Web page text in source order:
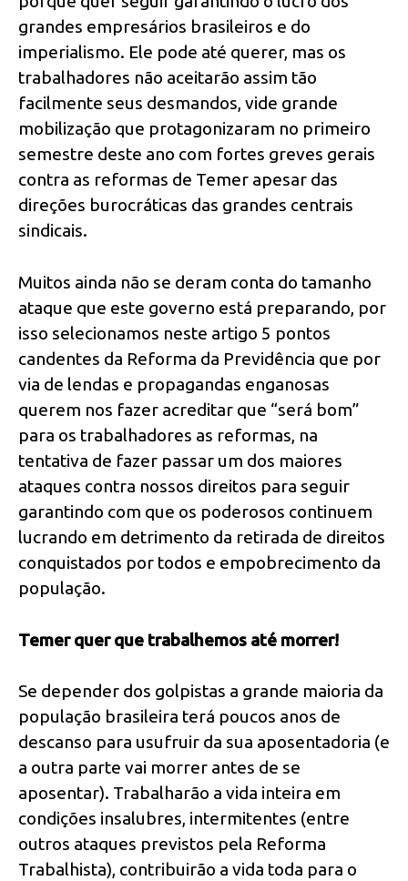
grandes empresários brasileiros e do
imperialismo. Ele pode até querer, mas os
trabalhadores não aceitarão assim tão
facilmente seus desmandos, vide grande
mobilização que protagonizaram no primeiro
semestre deste ano com fortes greves gerais
contra as reformas de Temer apesar das
direções burocráticas das grandes centrais
sindicais.
Muitos ainda não se deram conta do tamanho
ataque que este governo está preparando, por
isso selecionamos neste artigo 5 pontos
candentes da Reforma da Previdência que por
via de lendas e propagandas enganosas
querem nos fazer acreditar que “será bom”
para os trabalhadores as reformas, na
tentativa de fazer passar um dos maiores
ataques contra nossos direitos para seguir
garantindo com que os poderosos continuem
lucrando em detrimento da retirada de direitos
conquistados por todos e empobrecimento da
população.
Temer quer que trabalhemos até morrer!
Se depender dos golpistas a grande maioria da
população brasileira terá poucos anos de
descanso para usufruir da sua aposentadoria (e
a outra parte vai morrer antes de se
aposentar). Trabalharão a vida inteira em
condições insalubres, intermitentes (entre
outros ataques previstos pela Reforma
Trabalhista), contribuirão a vida toda para o